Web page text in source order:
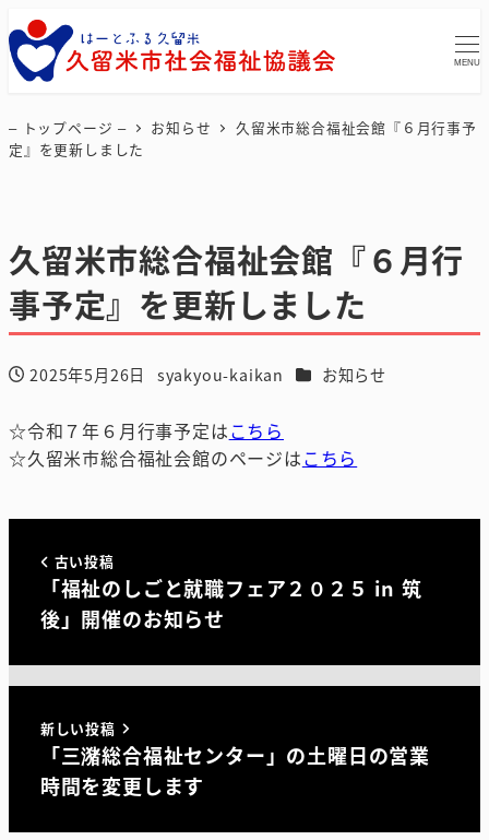
MENU
– トップページ – お知らせ
久留米市総合福祉会館『６月行事予
定』を更新しました
久留米市総合福祉会館『６月行
事予定』を更新しました
投稿日
2025年5月26日
著
syakyou-kaikan カテゴリー
お知らせ
☆令和７年６月行事予定はこちら
☆久留米市総合福祉会館のページはこちら
古い投稿
「福祉のしごと就職フェア２０２５ in 筑
後」開催のお知らせ
新しい投稿
「三潴総合福祉センター」の土曜日の営業
時間を変更します